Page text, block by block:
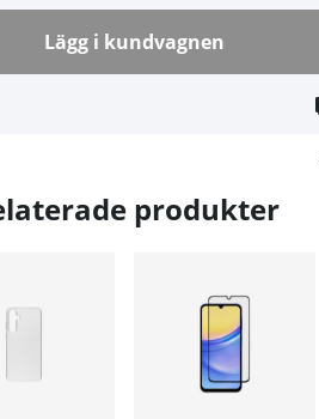
Lägg i kundvagnen
produkter